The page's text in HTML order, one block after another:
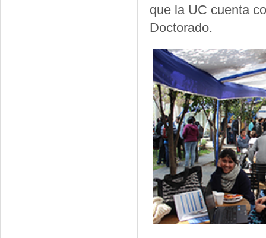
que la UC cuenta
Doctorado.